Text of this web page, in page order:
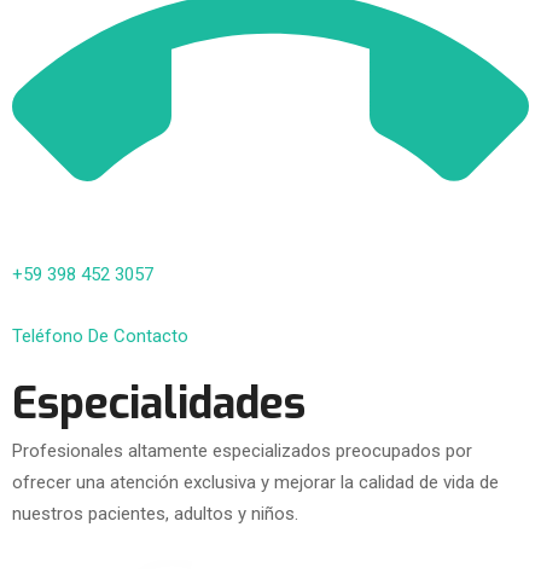
+59 398 452 3057
Teléfono De Contacto
Especialidades
Profesionales altamente especializados preocupados por
ofrecer una atención exclusiva y mejorar la calidad de vida de
nuestros pacientes, adultos y niños.